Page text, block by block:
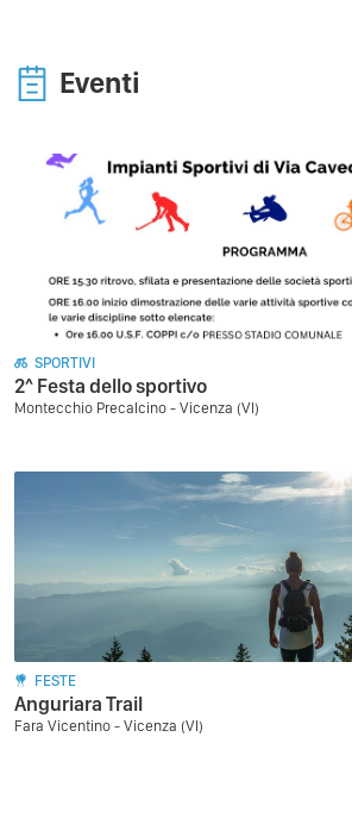
Eventi
SPORTIVI
2^ Festa dello sportivo
Montecchio Precalcino - Vicenza (VI)
FESTE
Anguriara Trail
Fara Vicentino - Vicenza (VI)